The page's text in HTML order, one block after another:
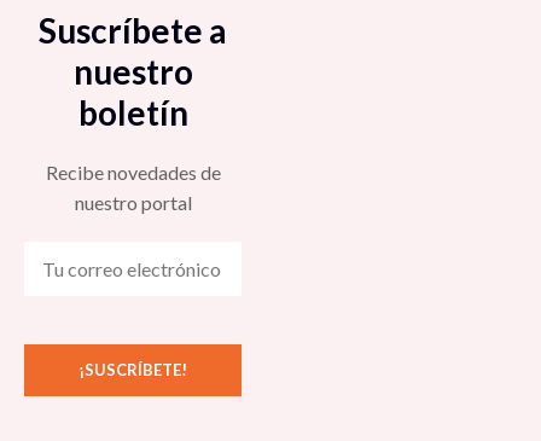
Suscríbete a
nuestro
boletín
Recibe novedades de
nuestro portal